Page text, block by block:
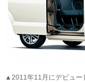
▲2011年11月にデビュー